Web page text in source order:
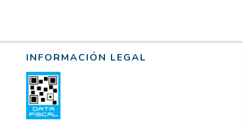
INFORMACIÓN LEGAL